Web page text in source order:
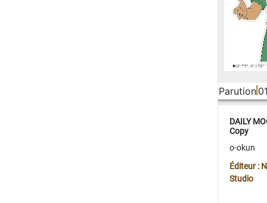
Parution
DAILY
Copy
o-okun
Éditeur :
Studio